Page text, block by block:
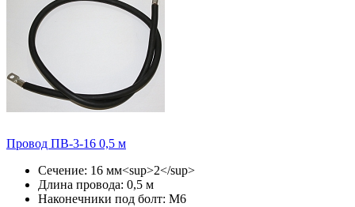
Провод ПВ-3-16 0,5 м
Сечение: 16 мм<sup>2</sup>
Длина провода: 0,5 м
Наконечники под болт: М6